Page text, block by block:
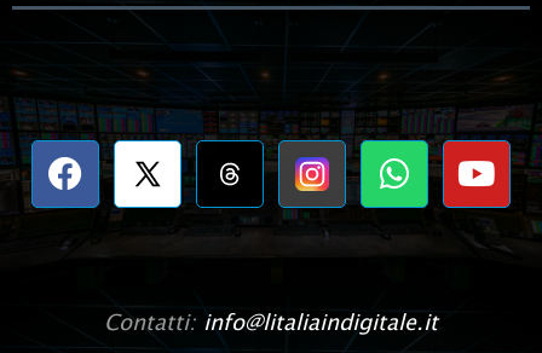
Contatti: info@litaliaindigitale.it